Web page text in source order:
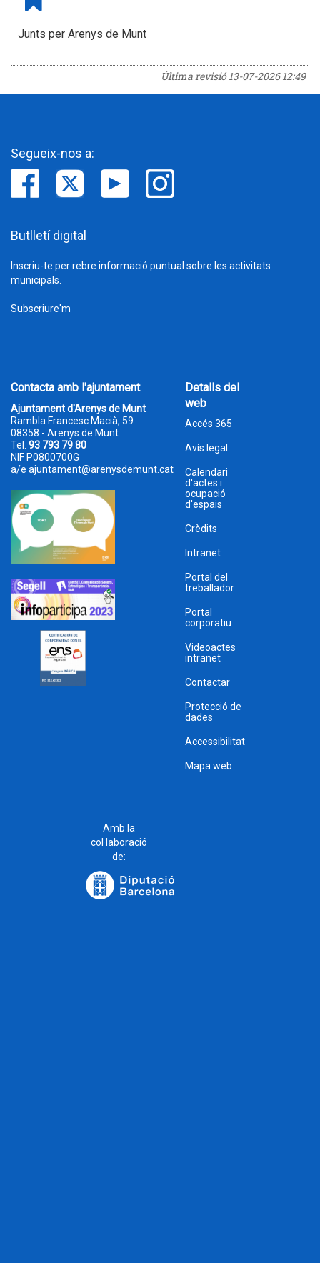
Junts per Arenys de Munt
Última revisió13-07-2026 12:49
Segueix-nos a:
Butlletí digital
Inscriu-te per rebre informació puntual sobre les activitats
municipals.
Subscriure'm
Contacta amb l'ajuntament
Ajuntament d'Arenys de Munt
Rambla Francesc Macià, 59
08358 - Arenys de Munt
Tel. 93 793 79 80
NIF P0800700G
a/e ajuntament@arenysdemunt.cat
Detalls del
web
Accés 365
Avís legal
Calendari
d'actes i
ocupació
d'espais
Crèdits
Intranet
Portal del
treballador
Portal
corporatiu
Videoactes
intranet
Contactar
Protecció de
dades
Accessibilitat
Mapa web
Amb la
col·laboració
de: